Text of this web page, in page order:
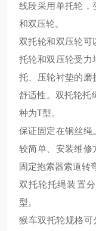
线段采用单托轮，
和双压轮。
双托轮和双压轮可
托轮和双压轮受力
托、压轮衬垫的磨
舒适性。双托轮托
种为T型。
保证固定在钢丝绳
较简单、安装维修
固定抱索器索道转
双托轮托绳装置
型。
猴车双托轮规格可